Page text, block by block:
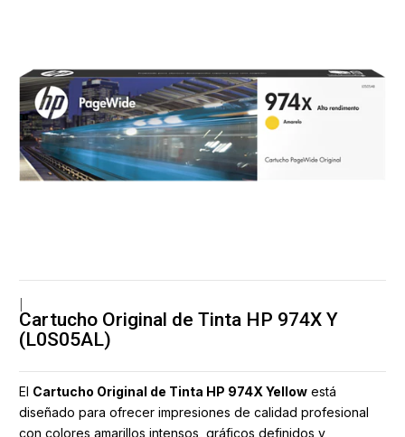
Cartucho Original de Tinta HP 974X Y
(L0S05AL)
El Cartucho Original de Tinta HP 974X Yellow está
diseñado para ofrecer impresiones de calidad profesional
con colores amarillos intensos, gráficos definidos y